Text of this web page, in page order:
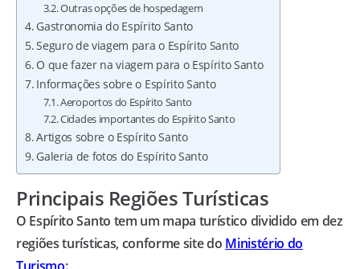
Outras opções de hospedagem
Gastronomia do Espírito Santo
Seguro de viagem para o Espírito Santo
O que fazer na viagem para o Espírito Santo
Informações sobre o Espírito Santo
Aeroportos do Espírito Santo
Cidades importantes do Espírito Santo
Artigos sobre o Espírito Santo
Galeria de fotos do Espírito Santo
Principais Regiões Turísticas
O Espírito Santo tem um mapa turístico dividido em dez
regiões turísticas, conforme site do Ministério do